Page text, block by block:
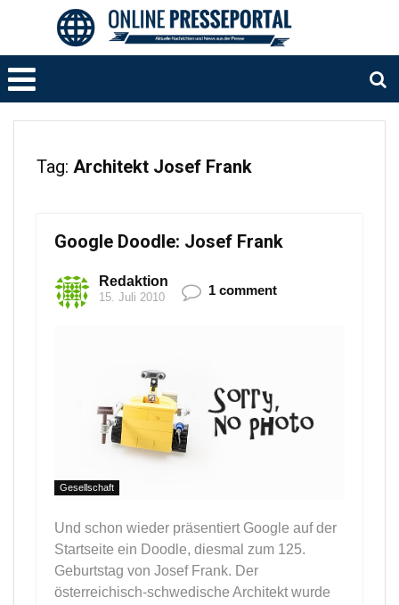
Tag: Architekt Josef Frank
Google Doodle: Josef Frank
Redaktion
15. Juli 2010 1 comment
Gesellschaft
Und schon wieder präsentiert Google auf der
Startseite ein Doodle, diesmal zum 125.
Geburtstag von Josef Frank. Der
österreichisch-schwedische Architekt wurde